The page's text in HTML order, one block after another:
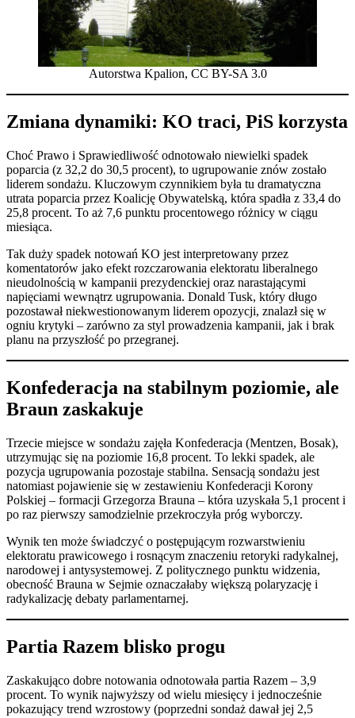
Autorstwa Kpalion, CC BY-SA 3.0
Zmiana dynamiki: KO traci, PiS korzysta
Choć Prawo i Sprawiedliwość odnotowało niewielki spadek
poparcia (z 32,2 do 30,5 procent), to ugrupowanie znów zostało
liderem sondażu. Kluczowym czynnikiem była tu dramatyczna
utrata poparcia przez Koalicję Obywatelską, która spadła z 33,4 do
25,8 procent. To aż 7,6 punktu procentowego różnicy w ciągu
miesiąca.
Tak duży spadek notowań KO jest interpretowany przez
komentatorów jako efekt rozczarowania elektoratu liberalnego
nieudolnością w kampanii prezydenckiej oraz narastającymi
napięciami wewnątrz ugrupowania. Donald Tusk, który długo
pozostawał niekwestionowanym liderem opozycji, znalazł się w
ogniu krytyki – zarówno za styl prowadzenia kampanii, jak i brak
planu na przyszłość po przegranej.
Konfederacja na stabilnym poziomie, ale
Braun zaskakuje
Trzecie miejsce w sondażu zajęła Konfederacja (Mentzen, Bosak),
utrzymując się na poziomie 16,8 procent. To lekki spadek, ale
pozycja ugrupowania pozostaje stabilna. Sensacją sondażu jest
natomiast pojawienie się w zestawieniu Konfederacji Korony
Polskiej – formacji Grzegorza Brauna – która uzyskała 5,1 procent i
po raz pierwszy samodzielnie przekroczyła próg wyborczy.
Wynik ten może świadczyć o postępującym rozwarstwieniu
elektoratu prawicowego i rosnącym znaczeniu retoryki radykalnej,
narodowej i antysystemowej. Z politycznego punktu widzenia,
obecność Brauna w Sejmie oznaczałaby większą polaryzację i
radykalizację debaty parlamentarnej.
Partia Razem blisko progu
Zaskakująco dobre notowania odnotowała partia Razem – 3,9
procent. To wynik najwyższy od wielu miesięcy i jednocześnie
pokazujący trend wzrostowy (poprzedni sondaż dawał jej 2,5